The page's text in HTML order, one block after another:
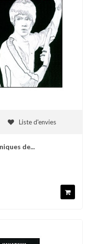
Liste d'envies
de...